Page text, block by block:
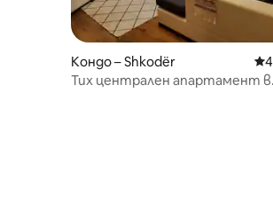
Кондо – Shkodër
Тих централен апартамент в